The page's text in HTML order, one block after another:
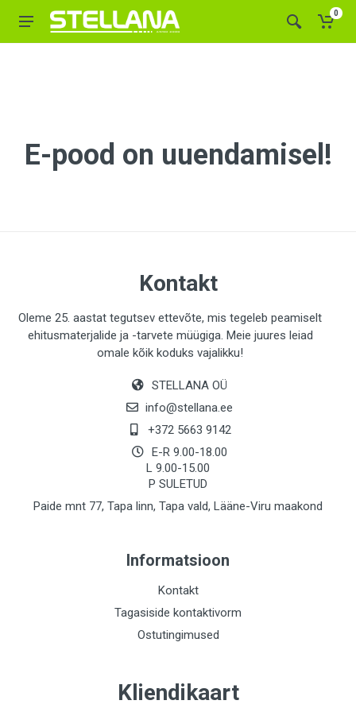
0
E-pood on uuendamisel!
Kontakt
Oleme 25. aastat tegutsev ettevõte, mis tegeleb peamiselt
ehitusmaterjalide ja -tarvete müügiga. Meie juures leiad
omale kõik koduks vajalikku!
STELLANA OÜ
info@stellana.ee
+372 5663 9142
E-R 9.00-18.00
L 9.00-15.00
P SULETUD
Paide mnt 77, Tapa linn, Tapa vald, Lääne-Viru maakond
Informatsioon
Kontakt
Tagasiside kontaktivorm
Ostutingimused
Kliendikaart